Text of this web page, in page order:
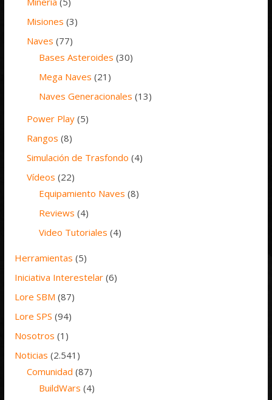
Misiones (3)
Naves (77)
Bases Asteroides (30)
Mega Naves (21)
Naves Generacionales (13)
Power Play (5)
Rangos (8)
Simulación de Trasfondo (4)
Vídeos (22)
Equipamiento Naves (8)
Reviews (4)
Video Tutoriales (4)
Herramientas (5)
Iniciativa Interestelar (6)
Lore SBM (87)
Lore SPS (94)
Nosotros (1)
Noticias (2.541)
Comunidad (87)
BuildWars (4)